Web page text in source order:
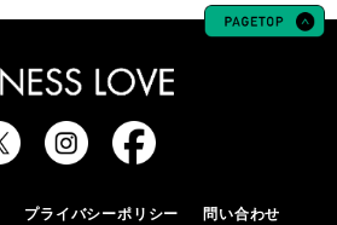
プライバシーポリシー 問い合わせ